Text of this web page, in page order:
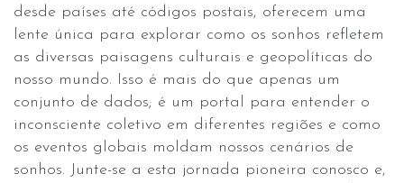
desde países até códigos postais, oferecem uma
lente única para explorar como os sonhos refletem
as diversas paisagens culturais e geopolíticas do
nosso mundo. Isso é mais do que apenas um
conjunto de dados; é um portal para entender o
inconsciente coletivo em diferentes regiões e como
os eventos globais moldam nossos cenários de
sonhos. Junte-se a esta jornada pioneira conosco e,